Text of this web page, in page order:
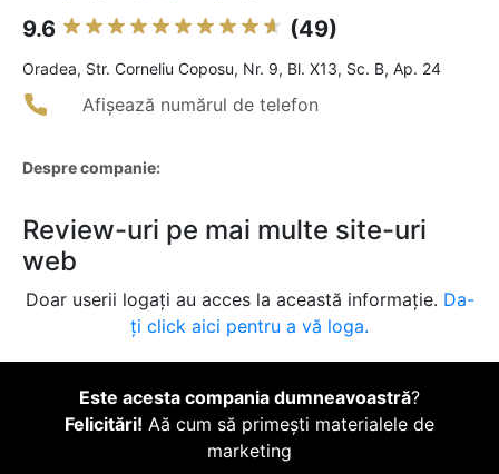
9.6 (49)
Oradea, Str. Corneliu Coposu, Nr. 9, Bl. X13, Sc. B, Ap. 24
Afișează numărul de telefon
Despre companie:
Review-uri pe mai multe site-uri
web
Doar userii logați au acces la această informație. Da-
ți click aici pentru a vă loga.
Este acesta compania dumneavoastră?
Felicitări! Aă cum să primești materialele de
marketing